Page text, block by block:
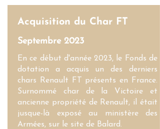
Acquisition du Char FT
Septembre 2023
En ce début d'année 2023, le Fonds de
dotation a acquis un des derniers
chars Renault FT présents en France.
Surnommé char de la Victoire et
ancienne propriété de Renault, il était
jusque-là exposé au ministère des
Armées, sur le site de Balard.